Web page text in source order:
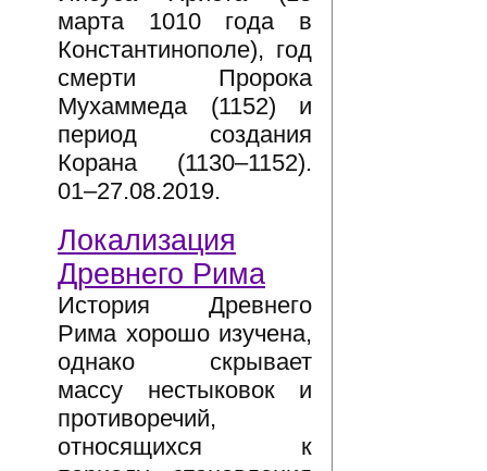
марта 1010 года в
Константинополе), год
смерти Пророка
Мухаммеда (1152) и
период создания
Корана (1130–1152).
01–27.08.2019.
Локализация
Древнего Рима
История Древнего
Рима хорошо изучена,
однако скрывает
массу нестыковок и
противоречий,
относящихся к